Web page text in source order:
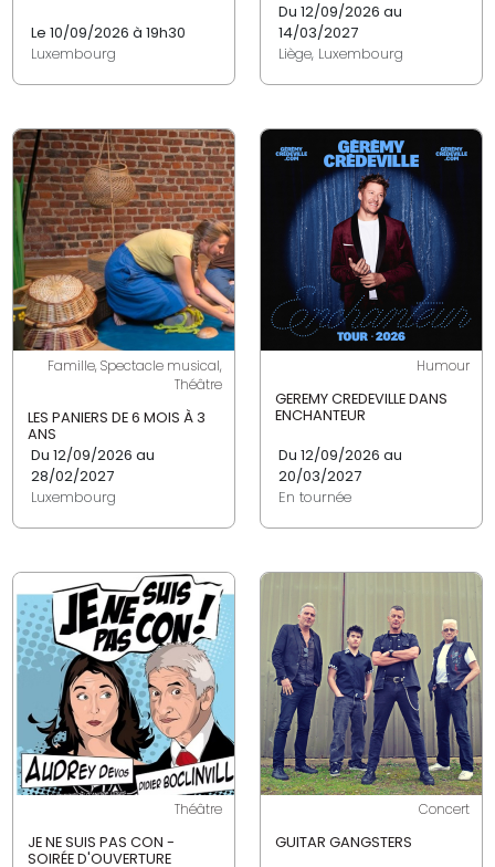
Le 10/09/2026 à 19h30
Luxembourg
Du 12/09/2026 au
14/03/2027
Liège, Luxembourg
Famille, Spectacle musical,
Théâtre
LES PANIERS DE 6 MOIS À 3
ANS
Du 12/09/2026 au
28/02/2027
Luxembourg
Humour
GEREMY CREDEVILLE DANS
ENCHANTEUR
Du 12/09/2026 au
20/03/2027
En tournée
Théâtre
JE NE SUIS PAS CON -
SOIRÉE D'OUVERTURE
Concert
GUITAR GANGSTERS